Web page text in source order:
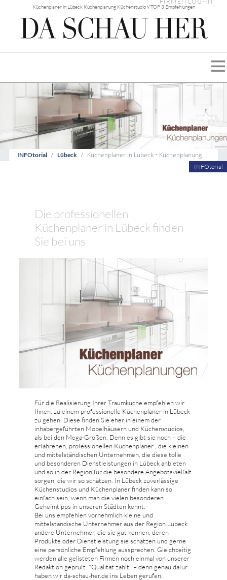
Küchenplaner in Lübeck Küchenplanung Küchenstudio √ TOP 3 Empfehlungen
INFOtorial Lübeck
Küchenplaner in Lübeck • Küchenplanung
INFOtorial
Die professionellen
Küchenplaner in Lübeck finden
Sie bei uns
Für die Realisierung Ihrer Traumküche empfehlen wir
Ihnen, zu einem professionelle Küchenplaner in Lübeck
zu gehen. Diese finden Sie eher in einem der
inhabergeführten Möbelhäusern und Küchenstudios,
als bei den Mega-Großen. Denn es gibt sie noch – die
erfahrenen, professionellen Küchenplaner , die kleinen
und mittelständischen Unternehmen, die diese tolle
und besonderen Dienstleistungen in Lübeck anbieten
und so in der Region für die besondere Angebotsvielfalt
sorgen, die wir so schätzen. In Lübeck zuverlässige
Küchenstudios und Küchenplaner finden kann so
einfach sein, wenn man die vielen besonderen
Geheimtipps in unseren Städten kennt.
Bei uns empfehlen vornehmlich kleine und
mittelständische Unternehmer aus der Region Lübeck
andere Unternehmer, die sie gut kennen, deren
Produkte oder Dienstleistung sie schätzen und gerne
eine persönliche Empfehlung aussprechen. Gleichzeitig
werden alle gelisteten Firmen noch einmal von unserer
Redaktion geprüft. "Qualität zählt" – denn genau dafür
haben wir da-schau-her.de ins Leben gerufen.